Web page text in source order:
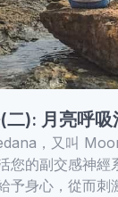
二): 月亮呼吸
，又叫
您的副交感神經
予身心，從而刺